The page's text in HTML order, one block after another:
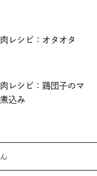
レシピ：オタオタ
レシピ：鶏団子のマ
込み